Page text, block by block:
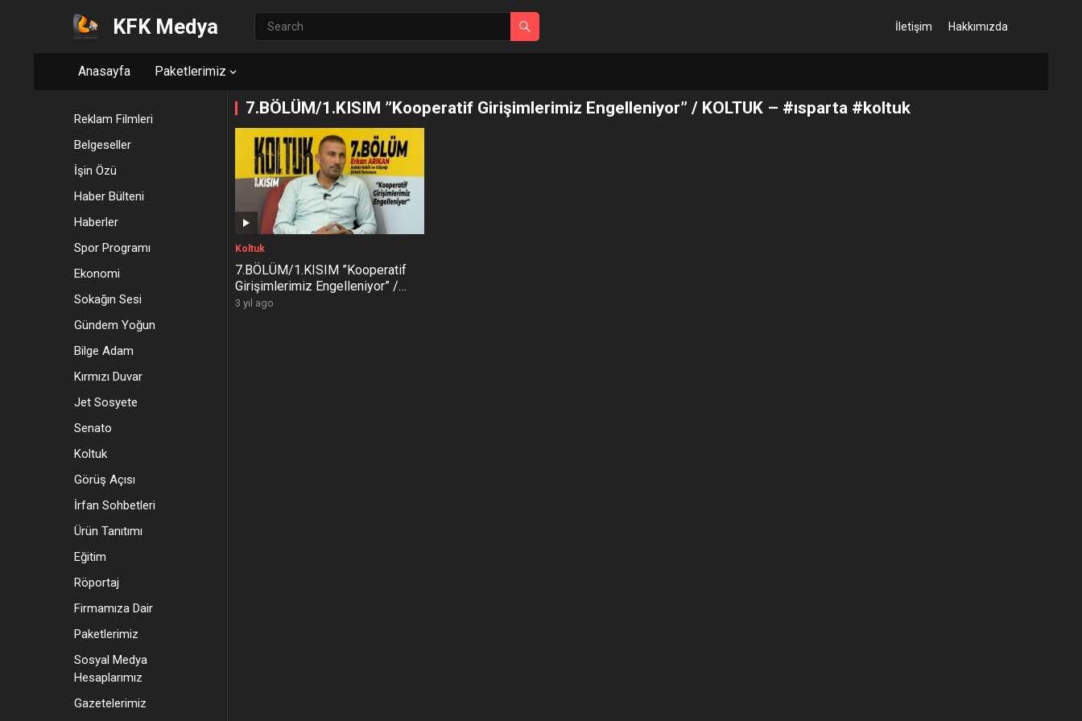
KFK Medya İletişim Hakkımızda
Anasayfa Paketlerimiz
Reklam Filmleri
Belgeseller
İşin Özü
Haber Bülteni
Haberler
Spor Programı
Ekonomi
Sokağın Sesi
Gündem Yoğun
Bilge Adam
Kırmızı Duvar
Jet Sosyete
Senato
Koltuk
Görüş Açısı
İrfan Sohbetleri
Ürün Tanıtımı
Eğitim
Röportaj
Firmamıza Dair
Paketlerimiz
Sosyal Medya
Hesaplarımız
Gazetelerimiz
7.BÖLÜM/1.KISIM ”Kooperatif Girişimlerimiz Engelleniyor” / KOLTUK – #ısparta #koltuk
Koltuk
7.BÖLÜM/1.KISIM ”Kooperatif
Girişimlerimiz Engelleniyor” /
KOLTUK – #ısparta #koltuk
3 yıl ago